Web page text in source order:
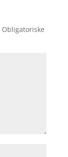
Obligatoriske